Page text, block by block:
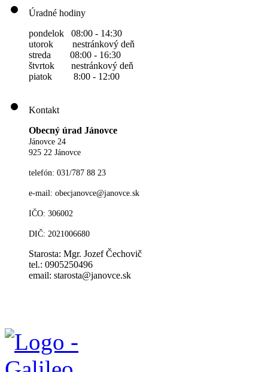
Úradné hodiny
pondelok 08:00 - 14:30
utorok nestránkový deň
streda 08:00 - 16:30
štvrtok nestránkový deň
piatok 8:00 - 12:00
Kontakt
Obecný úrad Jánovce
Jánovce 24
925 22 Jánovce
telefón: 031/787 88 23
e-mail: obecjanovce@janovce.sk
IČO: 306002
DIČ: 2021006680
Starosta: Mgr. Jozef Čechovič
tel.: 0905250496
email: starosta@janovce.sk